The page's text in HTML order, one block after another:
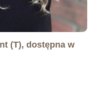
(T), dostępna w